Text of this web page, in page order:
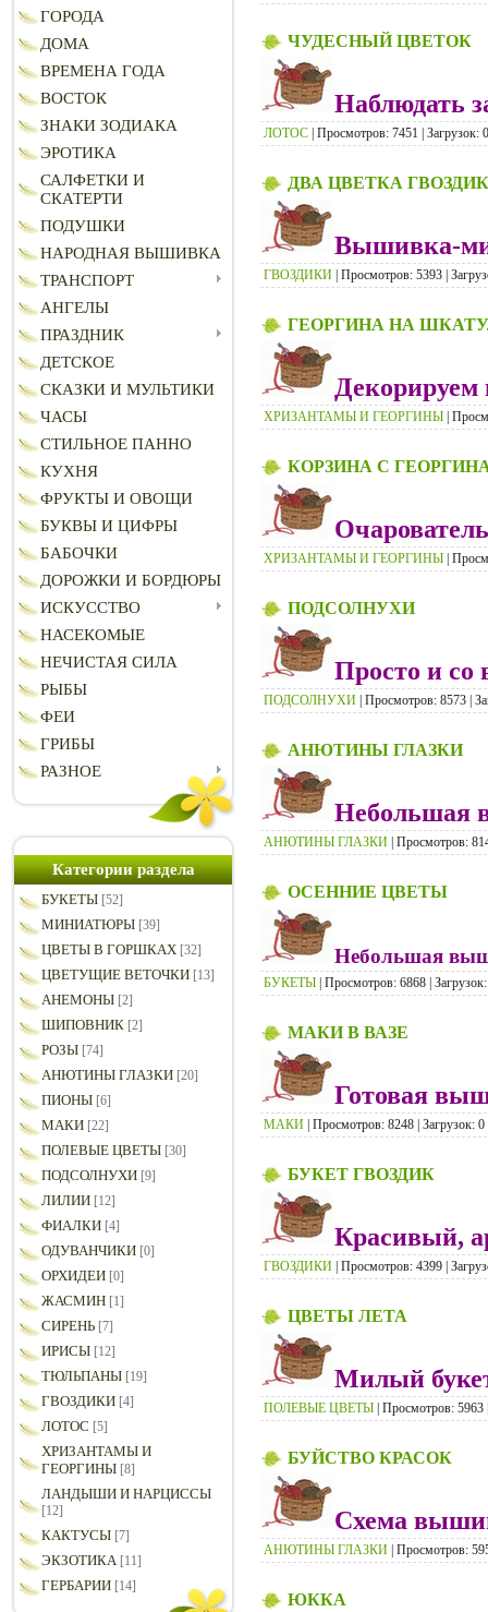
ГОРОДА
ДОМА
ВРЕМЕНА ГОДА
ВОСТОК
ЗНАКИ ЗОДИАКА
ЭРОТИКА
САЛФЕТКИ И
СКАТЕРТИ
ПОДУШКИ
НАРОДНАЯ ВЫШИВКА
ТРАНСПОРТ
АНГЕЛЫ
ПРАЗДНИК
ДЕТСКОЕ
СКАЗКИ И МУЛЬТИКИ
ЧАСЫ
СТИЛЬНОЕ ПАННО
КУХНЯ
ФРУКТЫ И ОВОЩИ
БУКВЫ И ЦИФРЫ
БАБОЧКИ
ДОРОЖКИ И БОРДЮРЫ
ИСКУССТВО
НАСЕКОМЫЕ
НЕЧИСТАЯ СИЛА
РЫБЫ
ФЕИ
ГРИБЫ
РАЗНОЕ
Категории раздела
БУКЕТЫ [52]
МИНИАТЮРЫ [39]
ЦВЕТЫ В ГОРШКАХ [32]
ЦВЕТУЩИЕ ВЕТОЧКИ [13]
АНЕМОНЫ [2]
ШИПОВНИК [2]
РОЗЫ [74]
АНЮТИНЫ ГЛАЗКИ [20]
ПИОНЫ [6]
МАКИ [22]
ПОЛЕВЫЕ ЦВЕТЫ [30]
ПОДСОЛНУХИ [9]
ЛИЛИИ [12]
ФИАЛКИ [4]
ОДУВАНЧИКИ [0]
ОРХИДЕИ [0]
ЖАСМИН [1]
СИРЕНЬ [7]
ИРИСЫ [12]
ТЮЛЬПАНЫ [19]
ГВОЗДИКИ [4]
ЛОТОС [5]
ХРИЗАНТАМЫ И
ГЕОРГИНЫ [8]
ЛАНДЫШИ И НАРЦИССЫ
[12]
КАКТУСЫ [7]
ЭКЗОТИКА [11]
ГЕРБАРИИ [14]
ЧУДЕСНЫЙ ЦВЕТОК
Наблюдать
ЛОТОС | Просмотров: 7451 | Загрузок:
ДВА ЦВЕТКА
Вышивка-
ГВОЗДИКИ | Просмотров: 5393 |
ГЕОРГИНА НА
ХРИЗАНТАМЫ И ГЕОРГИНЫ |
КОРЗИНА С
ХРИЗАНТАМЫ И ГЕОРГИНЫ |
ПОДСОЛНУХИ
Просто и со
ПОДСОЛНУХИ | Просмотров: 8573 |
АНЮТИНЫ ГЛАЗКИ
Небольшая
АНЮТИНЫ ГЛАЗКИ | Просмотров:
ОСЕННИЕ ЦВЕТЫ
Небольшая
БУКЕТЫ | Просмотров: 6868 |
МАКИ В ВАЗЕ
Готовая
МАКИ | Просмотров: 8248 | Загрузок:
БУКЕТ ГВОЗДИК
Красивый,
ГВОЗДИКИ | Просмотров: 4399 |
ЦВЕТЫ ЛЕТА
Милый
ПОЛЕВЫЕ ЦВЕТЫ | Просмотров:
БУЙСТВО КРАСОК
Схема
АНЮТИНЫ ГЛАЗКИ | Просмотров:
ЮККА